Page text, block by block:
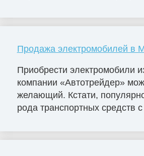
Продажа электромобилей в
Приобрести электромобили
компании «Автотрейдер»
желающий. Кстати,
рода транспортных средств